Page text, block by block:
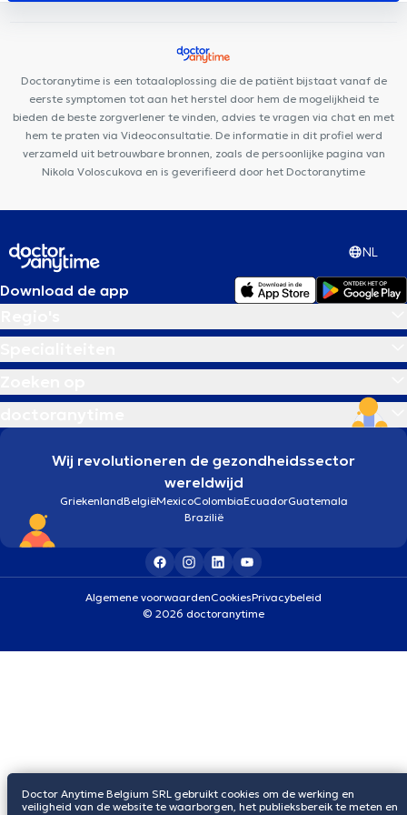
CURATIA
Doctoranytime is een totaaloplossing die de patiënt bijstaat vanaf de
eerste symptomen tot aan het herstel door hem de mogelijkheid te
bieden de beste zorgverlener te vinden, advies te vragen via chat en met
hem te praten via Videoconsultatie. De informatie in dit profiel werd
verzameld uit betrouwbare bronnen, zoals de persoonlijke pagina van
Nikola Voloscukova en is geverifieerd door het Doctoranytime
NL
Download de app
Wij revolutioneren de gezondheidssector
wereldwijd
GriekenlandBelgiëMexicoColombiaEcuadorGuatemala
Brazilië
Algemene voorwaardenCookiesPrivacybeleid
© 2026 doctoranytime
Doctor Anytime Belgium SRL gebruikt cookies om de werking en
veiligheid van de website te waarborgen, het publieksbereik te meten en